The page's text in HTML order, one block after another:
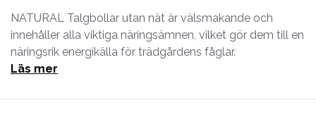
NATURAL Talgbollar utan nät är välsmakande och
innehåller alla viktiga näringsämnen, vilket gör dem till en
näringsrik energikälla för trädgårdens fåglar.
Läs mer